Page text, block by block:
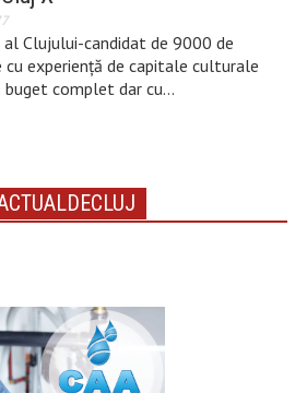
Clujului-candidat de 9000 de
experiență de capitale culturale
complet dar cu…